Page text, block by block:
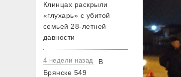
Клинцах раскрыли
«глухарь» с убитой
семьей 28-летней
давности
4 недели назад
В
Брянске 549